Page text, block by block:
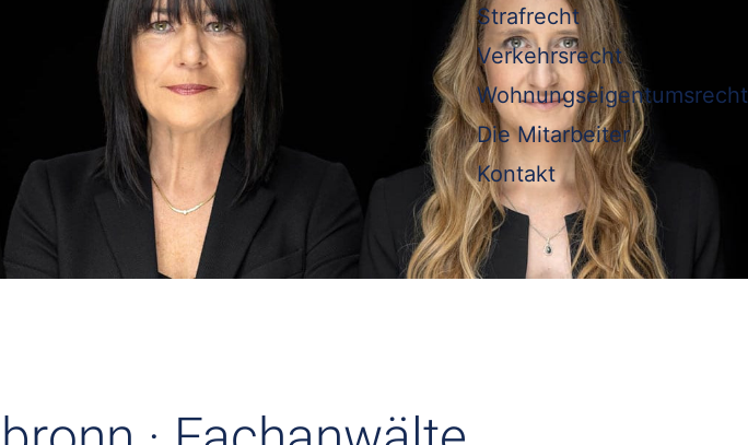
Strafrecht
Verkehrsrecht
Wohnungseigentumsrecht
Die Mitarbeiter
Kontakt